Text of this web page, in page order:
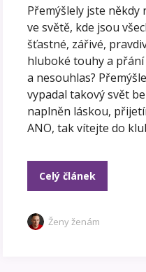
Přemýšlely jste
ve světě, kde jsou
šťastné, zářivé,
hluboké touhy a
a nesouhlas?
vypadal takový svět
naplněn láskou,
ANO, tak vítejte do
Celý článek
Ženy ženám